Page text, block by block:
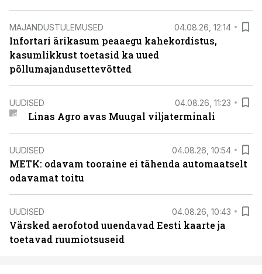
MAJANDUSTULEMUSED 04.08.26, 12:14
Infortari ärikasum peaaegu kahekordistus,
kasumlikkust toetasid ka uued
põllumajandusettevõtted
UUDISED 04.08.26, 11:23
Linas Agro avas Muugal viljaterminali
UUDISED 04.08.26, 10:54
METK: odavam tooraine ei tähenda automaatselt
odavamat toitu
UUDISED 04.08.26, 10:43
Värsked aerofotod uuendavad Eesti kaarte ja
toetavad ruumiotsuseid